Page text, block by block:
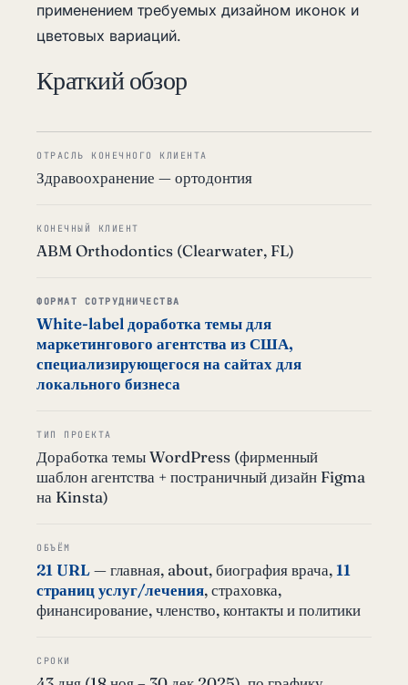
применением требуемых дизайном иконок и
цветовых вариаций.
Краткий обзор
ОТРАСЛЬ КОНЕЧНОГО КЛИЕНТА
Здравоохранение — ортодонтия
КОНЕЧНЫЙ КЛИЕНТ
ABM Orthodontics (Clearwater, FL)
ФОРМАТ СОТРУДНИЧЕСТВА
White-label доработка темы для
маркетингового агентства из США,
специализирующегося на сайтах для
локального бизнеса
ТИП ПРОЕКТА
Доработка темы WordPress (фирменный
шаблон агентства + постраничный дизайн Figma
на Kinsta)
ОБЪЁМ
21 URL— главная, about, биография врача, 11
страниц услуг/лечения, страховка,
финансирование, членство, контакты и политики
СРОКИ